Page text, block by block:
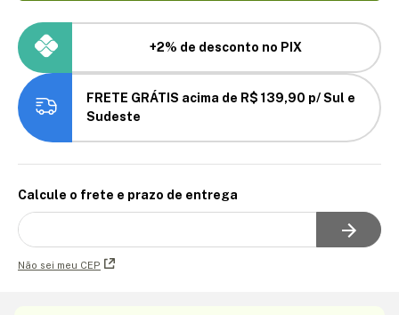
+2% de desconto no PIX
FRETE GRÁTIS acima de R$ 139,90 p/ Sul e
Sudeste
Calcule o frete e prazo de entrega
Não sei meu CEP